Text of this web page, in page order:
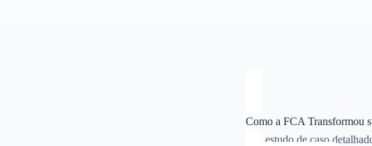
Como a FCA Transformou
Um estudo de caso